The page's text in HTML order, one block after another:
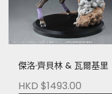
傑洛·齊貝林 & 瓦爾基里
HKD $1493.00